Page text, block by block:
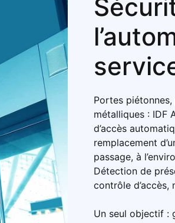
Portes
métalliques : IDF
d’accès
remplacement
passage, à
Détection de
contrôle d’accès,
Un seul objectif :